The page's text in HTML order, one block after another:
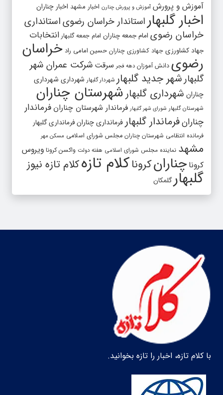
آموزش و پرورش آموزش و پرورش چنارن اخبار مشهد اخبار چناران
اخبار گلبهار استاندار خراسان رضویاستانداری
خراسان رضوی امام جمعه چناران امام جمعه گلبهار انتخابات
جهاد کشاورزی جهاد کشاورزی چناران حسین امامی راد خراسان
رضوی دانش آموزان دهه فجر سرقت شرکت عمران شهر
گلبهارشهر جدید گلبهار شهردار گلبهار شهرداری شهرداری
چناران شهرداری گلبهار شهرستان چناران
شهرستان گلبهار شورای شهر گلبهار فرماندار شهرستان چناران فرماندار
چنارانفرماندار گلبهار فرمانداری چنارانفرمانداری گلبهار
فرمانده انتظامی شهرستان چناران مجلس شورای اسلامی مسکن مهر
مشهد نماینده مجلس شورای اسلامی هفته دولت واکسن کرونا ویروس
کرونا چنارانکروناکلام تازهکلام تازه نیوز
گلبهارگلمکان
با کلام تازه، اخبار را تازه بخوانید.